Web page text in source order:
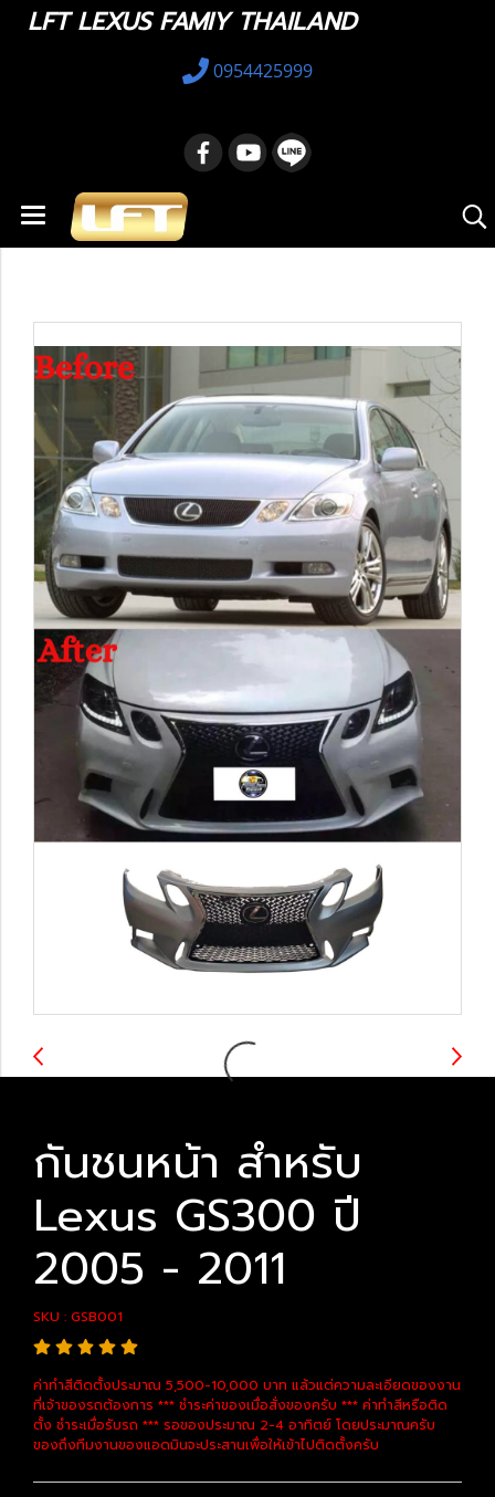
LFT LEXUS FAMIY THAILAND
0954425999
กันชนหน้า สำหรับ
Lexus GS300 ปี
2005 - 2011
SKU : GSB001
ค่าทำสีติดตั้งประมาณ 5,500-10,000 บาท แล้วแต่ความละเอียดของงาน
ที่เจ้าของรถต้องการ *** ชำระค่าของเมื่อสั่งของครับ *** ค่าทำสีหรือติด
ตั้ง ชำระเมื่อรับรถ *** รอของประมาณ 2-4 อาทิตย์ โดยประมาณครับ
ของถึงทีมงานของแอดมินจะประสานเพื่อให้เข้าไปติดตั้งครับ